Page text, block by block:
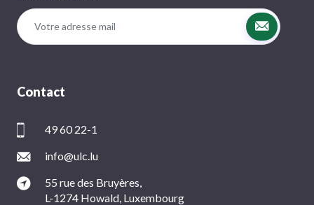
Contact
49 60 22-1
info@ulc.lu
55 rue des Bruyères,
L-1274 Howald, Luxembourg